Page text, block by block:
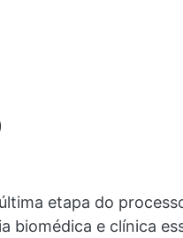
etapa do
biomédica e clínica